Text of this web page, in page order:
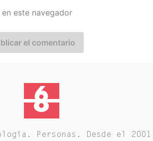
este navegador
Personas. Desde el